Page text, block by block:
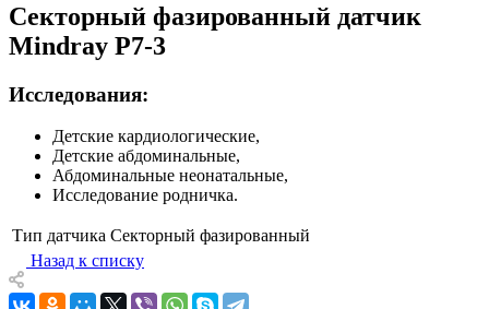
Секторный фазированный датчик
Mindray P7-3
Исследования:
Детские кардиологические,
Детские абдоминальные,
Абдоминальные неонатальные,
Исследование родничка.
Тип датчика Секторный фазированный
Назад к списку